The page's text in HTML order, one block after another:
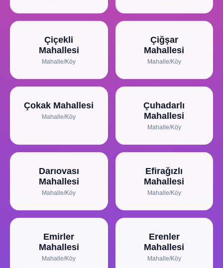
Çiçekli
Mahallesi
Mahalle/Köy
Çiğşar
Mahallesi
Mahalle/Köy
Çokak Mahallesi
Mahalle/Köy
Çuhadarlı
Mahallesi
Mahalle/Köy
Darıovası
Mahallesi
Mahalle/Köy
Efirağızlı
Mahallesi
Mahalle/Köy
Emirler
Mahallesi
Mahalle/Köy
Erenler
Mahallesi
Mahalle/Köy